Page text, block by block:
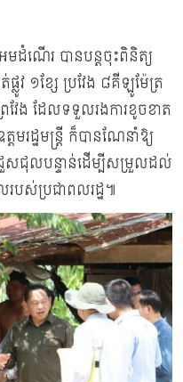
មដំណើរ បានបន្តចុះពិនិត្យ
វ ១ខ្សែ ប្រវែង ៨គីឡូម៉ែត្រ
វែង ដែលទទួលរងការខូចខាត
មរដ្ឋមន្ត្រី ក៏បានណែនាំឱ្យ
ជួសជុលបន្ទាន់ដើម្បីសម្រួលដល់
របស់ប្រជាពលរដ្ឋ៕